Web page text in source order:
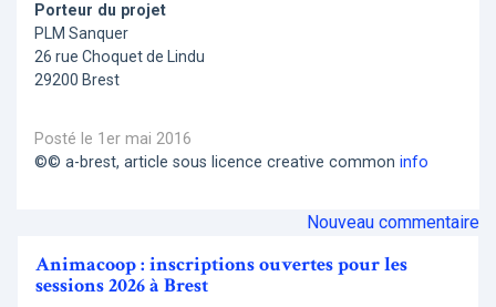
Porteur du projet
PLM Sanquer
26 rue Choquet de Lindu
29200 Brest
Posté le 1er mai 2016
©© a-brest, article sous licence creative common info
Nouveau commentaire
Animacoop : inscriptions ouvertes pour les
sessions 2026 à Brest